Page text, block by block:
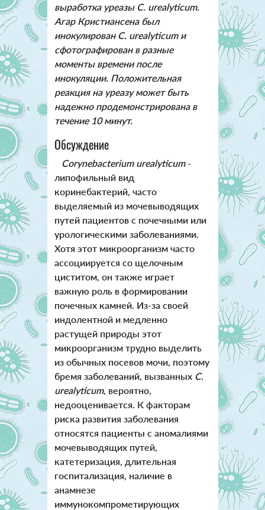
выработка уреазы C. urealyticum.
Агар Кристиансена был
инокулирован C. urealyticum и
сфотографирован в разные
моменты времени после
инокуляции. Положительная
реакция на уреазу может быть
надежно продемонстрирована в
течение 10 минут.
Обсуждение
Corynebacterium urealyticum -
липофильный вид
коринебактерий, часто
выделяемый из мочевыводящих
путей пациентов с почечными или
урологическими заболеваниями.
Хотя этот микроорганизм часто
ассоциируется со щелочным
циститом, он также играет
важную роль в формировании
почечных камней. Из-за своей
индолентной и медленно
растущей природы этот
микроорганизм трудно выделить
из обычных посевов мочи, поэтому
бремя заболеваний, вызванных C.
urealyticum, вероятно,
недооценивается. К факторам
риска развития заболевания
относятся пациенты с аномалиями
мочевыводящих путей,
катетеризация, длительная
госпитализация, наличие в
анамнезе
иммунокомпрометирующих